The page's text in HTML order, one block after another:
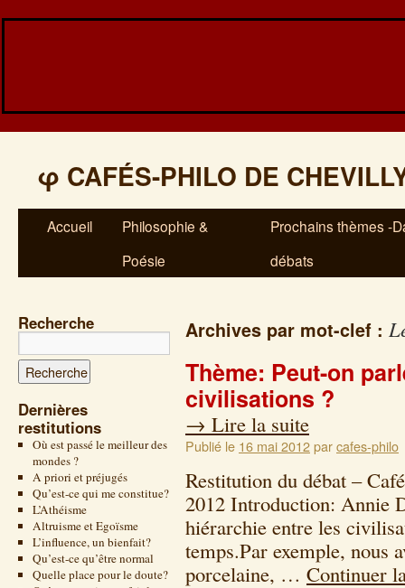
φ CAFÉS-PHILO DE
Accueil
Philosophie &
Poésie
Prochains thèmes -
débats
Recherche
Dernières
restitutions
Où est passé le meilleur des
mondes ?
A priori et préjugés
Qu’est-ce qui me constitue?
L’Athéisme
Altruisme et Egoïsme
L’influence, un bienfait?
Qu’est-ce qu’être normal
Quelle place pour le doute?
Archives par mot-clef :
Thème: Peut-on
civilisations ?
→ Lire la suite
Publié le 16 mai 2012parcafes-philo
Restitution du débat –
2012 Introduction: Annie
hiérarchie entre les
temps.Par exemple, nous
porcelaine, … Continuer